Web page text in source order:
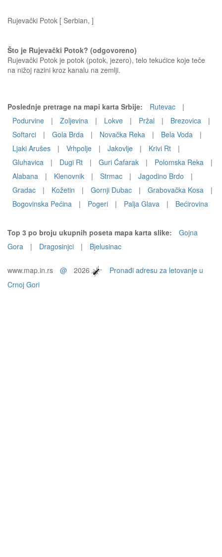
Rujevački Potok [ Serbian, ]
Što je Rujevački Potok? (odgovoreno)
Rujevački Potok je potok (potok, jezero), telo tekućice koje teče
na nižoj razini kroz kanalu na zemlji.
Poslednje pretrage na mapi karta Srbije: Rutevac
|
Podurvine
| Zoljevina | Lokve | Pržal | Brezovica
|
Softarci
| Gola Brda | Novačka Reka | Bela Voda
|
Ljaki Arušes
| Vrhpolje | Jakovlje | Krivi Rt
|
Gluhavica
| Dugi Rt | Guri Ćafarak | Polomska Reka
|
Alabana
| Klenovnik | Strmac | Jagodino Brdo
|
Gradac
| Kožetin | Gornji Dubac | Grabovačka Kosa
|
Bogovinska Pećina
| Pogeri | Palja Glava | Bećirovina
Top 3 po broju ukupnih poseta mapa karta slike:
Gojna
Gora
| Dragosinjci | Bjelusinac
www.map.in.rs @ 2026
Pronađi adresu za letovanje u
Crnoj Gori